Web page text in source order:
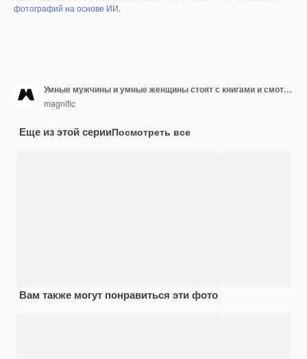
фотографий на основе ИИ.
Умные мужчины и умные женщины стоят с книгами и смотрят в камеру
magnific
Еще из этой серииПосмотреть все
Вам также могут понравиться эти фото